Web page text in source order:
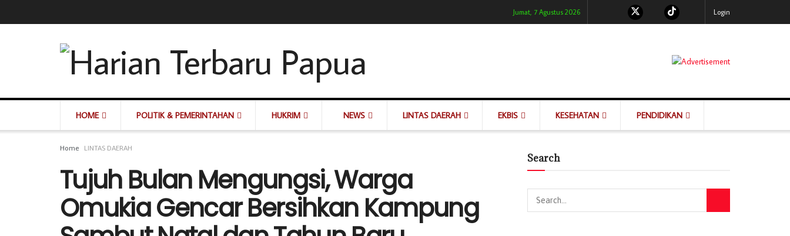
Jumat, 7 Agustus 2026 Login
HOME POLITIK & PEMERINTAHAN HUKRIM NEWS LINTAS DAERAH EKBIS KESEHATAN PENDIDIKAN
Home LINTAS DAERAH
Tujuh Bulan Mengungsi, Warga
Omukia Gencar Bersihkan Kampung
Search